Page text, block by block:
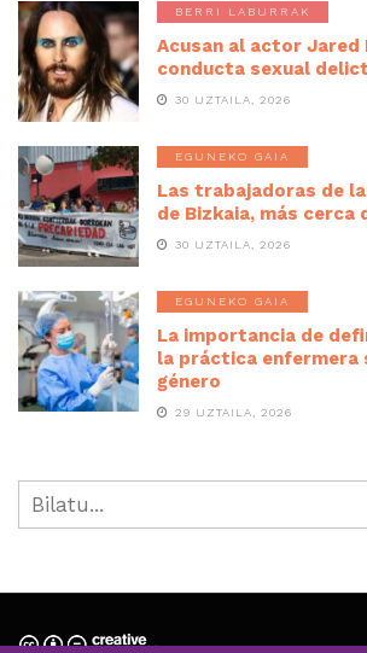
BERRI LABURRAK
Acusan al actor Jared
conducta sexual
30 UZTAILA, 2026
EGUNEKO GAIA
Las trabajadoras de
de Bizkaia, más cerca
30 UZTAILA, 2026
EGUNEKO GAIA
La importancia de
la práctica enfermera
género
29 UZTAILA, 2026